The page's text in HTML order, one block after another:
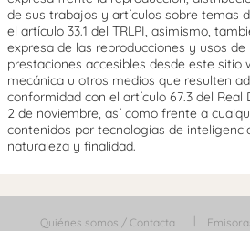
de sus trabajos y artículos sobre temas
el artículo 33.1 del TRLPI, asimismo,
expresa de las reproducciones y usos
prestaciones accesibles desde este sitio
mecánica u otros medios que resulten
conformidad con el artículo 67.3 del Real
2 de noviembre, así como frente a
contenidos por tecnologías de
naturaleza y finalidad.
Quiénes somos / Contacta